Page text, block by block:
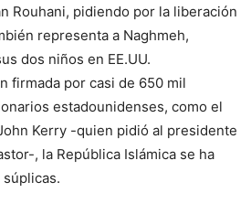
Rouhani, pidiendo por la liberación
representa a Naghmeh,
dos niños en EE.UU.
firmada por casi de 650 mil
estadounidenses, como el
Kerry -quien pidió al presidente
, la República Islámica se ha